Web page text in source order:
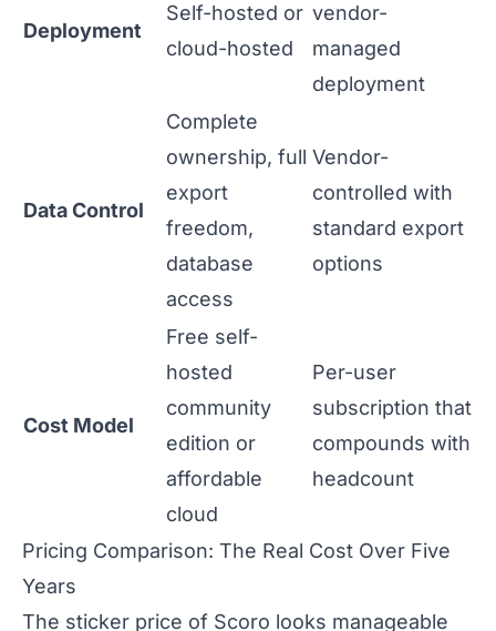
Deployment
Self-hosted or
cloud-hosted
vendor-
managed
deployment
Data Control
Complete
ownership, full
export
freedom,
database
access
Vendor-
controlled with
standard export
options
Cost Model
Free self-
hosted
community
edition or
affordable
cloud
Per-user
subscription that
compounds with
headcount
Pricing Comparison: The Real Cost Over Five
Years
The sticker price of Scoro looks manageable